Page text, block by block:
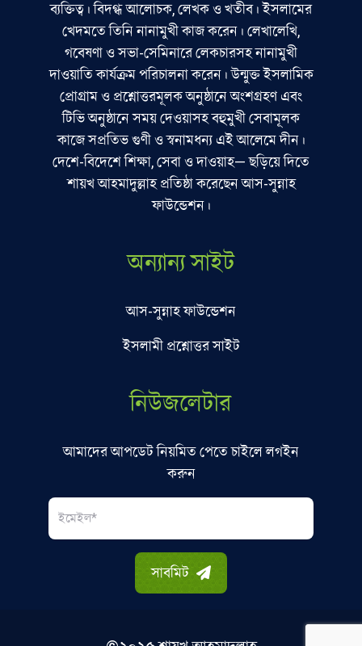
ব্যক্তিত্ব। বিদগ্ধ আলোচক, লেখক ও খতীব। ইসলামের
খেদমতে তিনি নানামুখী কাজ করেন। লেখালেখি,
গবেষণা ও সভা-সেমিনারে লেকচারসহ নানামুখী
দাওয়াতি কার্যক্রম পরিচালনা করেন। উন্মুক্ত ইসলামিক
প্রোগ্রাম ও প্রশ্নোত্তরমূলক অনুষ্ঠানে অংশগ্রহণ এবং
টিভি অনুষ্ঠানে সময় দেওয়াসহ বহুমুখী সেবামূলক
কাজে সপ্রতিভ গুণী ও স্বনামধন্য এই আলেমে দীন।
দেশে-বিদেশে শিক্ষা, সেবা ও দাওয়াহ— ছড়িয়ে দিতে
শায়খ আহমাদুল্লাহ প্রতিষ্ঠা করেছেন আস-সুন্নাহ
ফাউন্ডেশন।
অন্যান্য সাইট
আস-সুন্নাহ ফাউন্ডেশন
ইসলামী প্রশ্নোত্তর সাইট
নিউজলেটার
আমাদের আপডেট নিয়মিত পেতে চাইলে লগইন
করুন
সাবমিট